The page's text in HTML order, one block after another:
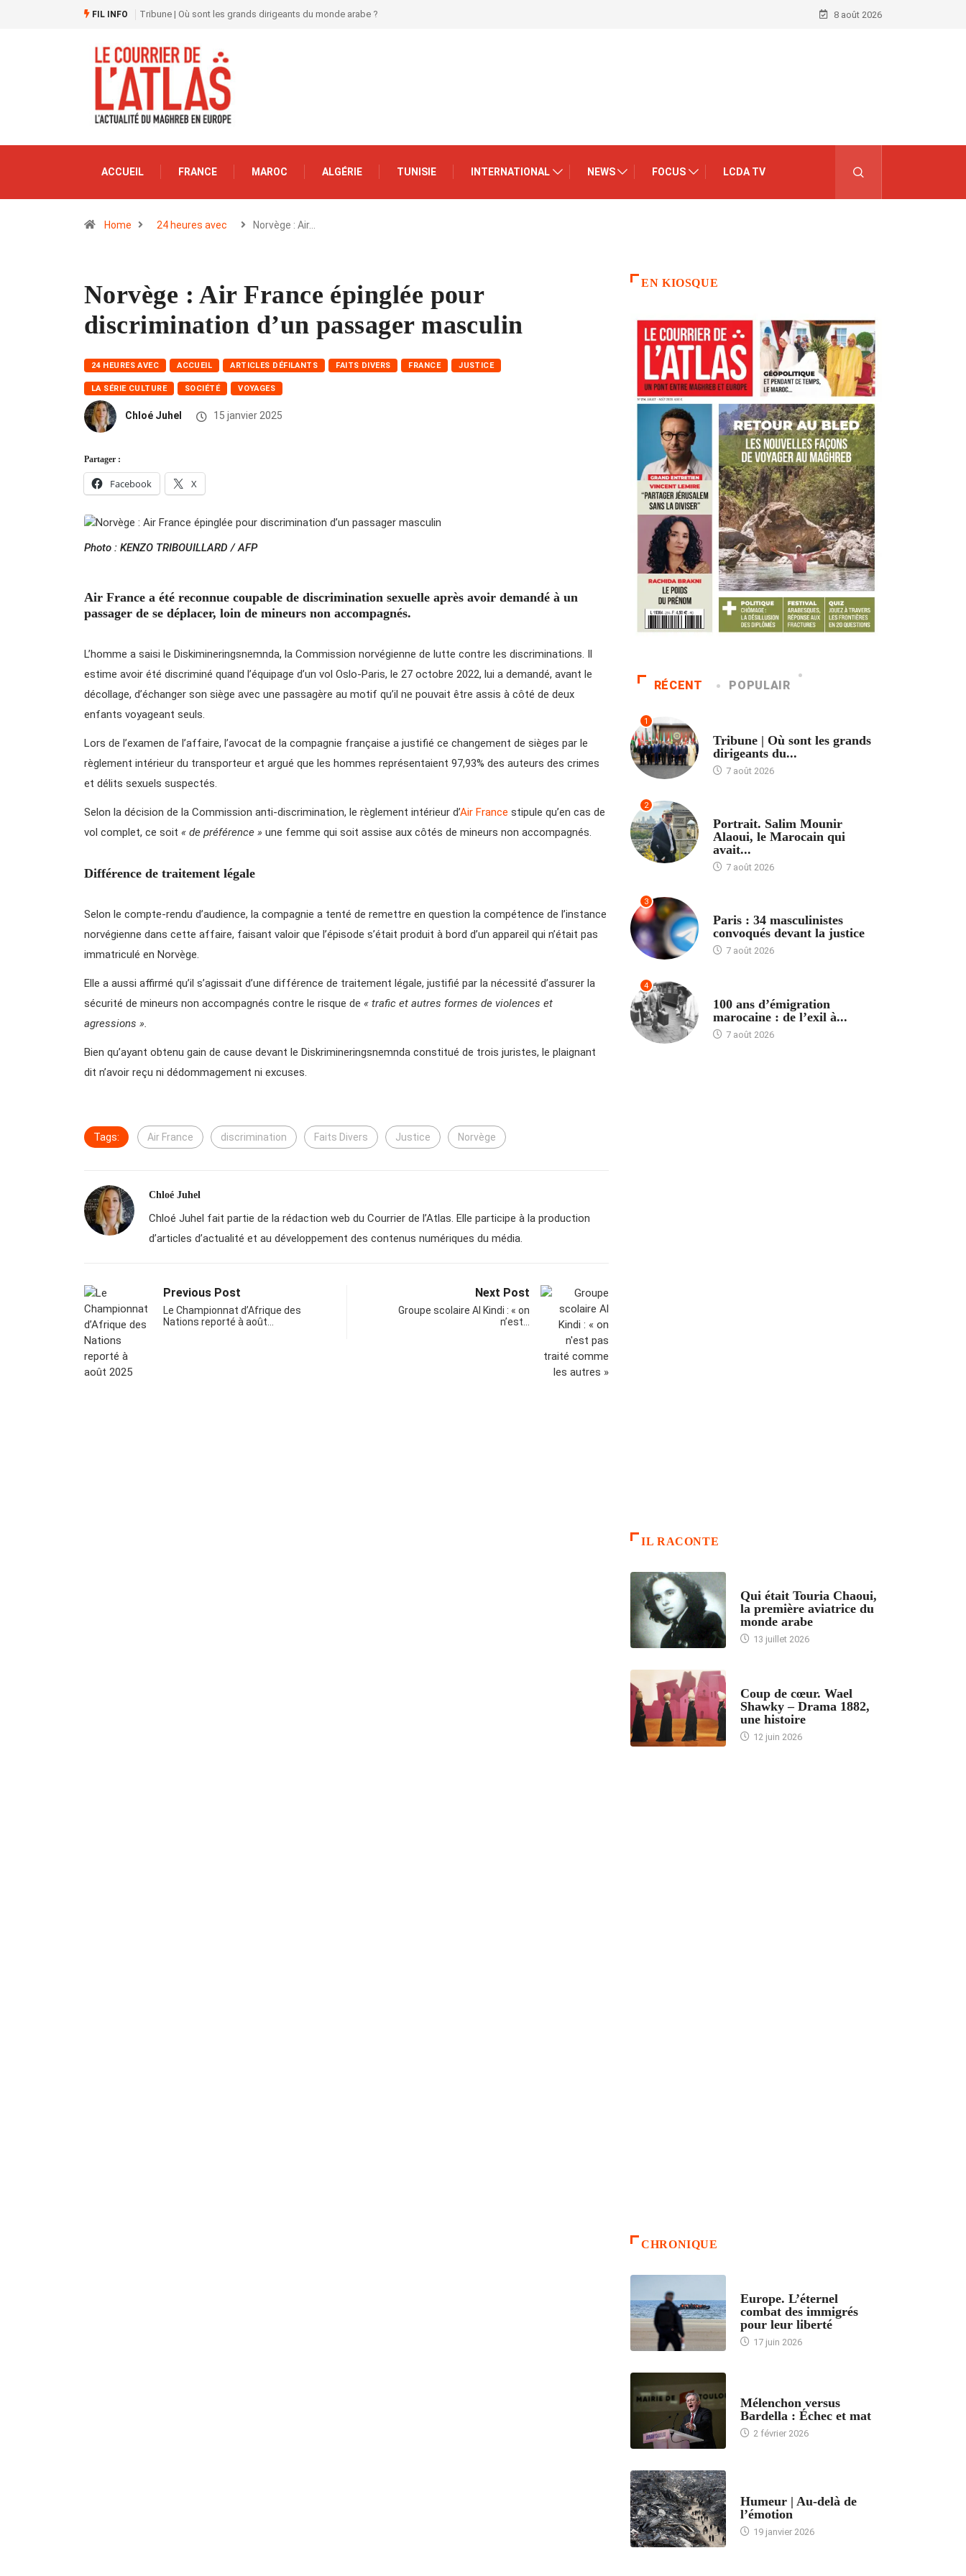
FIL INFO Tribune | Où sont les grands dirigeants du monde arabe ? 8 août 2026
ACCUEIL FRANCE MAROC ALGÉRIE TUNISIE INTERNATIONAL NEWS FOCUS LCDA TV
Home 24 heures avec Norvège : Air…
Norvège : Air France épinglée pour
discrimination d’un passager masculin
24 HEURES AVEC ACCUEIL ARTICLES DÉFILANTS FAITS DIVERS FRANCE JUSTICE
LA SÉRIE CULTURE SOCIÉTÉ VOYAGES
Chloé Juhel 15 janvier 2025
Partager :
Facebook X
Photo : KENZO TRIBOUILLARD / AFP
Air France a été reconnue coupable de discrimination sexuelle après avoir demandé à un
passager de se déplacer, loin de mineurs non accompagnés.
L’homme a saisi le Diskimineringsnemnda, la Commission norvégienne de lutte contre les discriminations. Il
estime avoir été discriminé quand l’équipage d’un vol Oslo-Paris, le 27 octobre 2022, lui a demandé, avant le
décollage, d’échanger son siège avec une passagère au motif qu’il ne pouvait être assis à côté de deux
enfants voyageant seuls.
Lors de l’examen de l’affaire, l’avocat de la compagnie française a justifié ce changement de sièges par le
règlement intérieur du transporteur et argué que les hommes représentaient 97,93% des auteurs des crimes
et délits sexuels suspectés.
Selon la décision de la Commission anti-discrimination, le règlement intérieur d’Air France stipule qu’en cas de
vol complet, ce soit « de préférence » une femme qui soit assise aux côtés de mineurs non accompagnés.
Différence de traitement légale
Selon le compte-rendu d’audience, la compagnie a tenté de remettre en question la compétence de l’instance
norvégienne dans cette affaire, faisant valoir que l’épisode s’était produit à bord d’un appareil qui n’était pas
immatriculé en Norvège.
Elle a aussi affirmé qu’il s’agissait d’une différence de traitement légale, justifié par la nécessité d’assurer la
sécurité de mineurs non accompagnés contre le risque de « trafic et autres formes de violences et
agressions ».
Bien qu’ayant obtenu gain de cause devant le Diskrimineringsnemnda constitué de trois juristes, le plaignant
dit n’avoir reçu ni dédommagement ni excuses.
Tags: Air France discrimination Faits Divers Justice Norvège
Chloé Juhel
Chloé Juhel fait partie de la rédaction web du Courrier de l’Atlas. Elle participe à la production
d’articles d’actualité et au développement des contenus numériques du média.
Previous Post
Le Championnat d’Afrique des
Nations reporté à août…
Next Post
Groupe scolaire Al Kindi : « on
n’est…
EN KIOSQUE
RÉCENT POPULAIR
1
Tribune | Où sont les grands
dirigeants du...
7 août 2026
2
Portrait. Salim Mounir
Alaoui, le Marocain qui
avait...
7 août 2026
3
Paris : 34 masculinistes
convoqués devant la justice
7 août 2026
4
100 ans d’émigration
marocaine : de l’exil à...
7 août 2026
IL RACONTE
Qui était Touria Chaoui,
la première aviatrice du
monde arabe
13 juillet 2026
Coup de cœur. Wael
Shawky – Drama 1882,
une histoire
12 juin 2026
CHRONIQUE
Europe. L’éternel
combat des immigrés
pour leur liberté
17 juin 2026
Mélenchon versus
Bardella : Échec et mat
2 février 2026
Humeur | Au-delà de
l’émotion
19 janvier 2026